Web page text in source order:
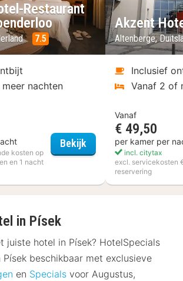
Restaurant
7.5
nachten
kosten op
en 1 nacht
Bekijk Fletcher Hotel-
Akzent
Altenberge,
Inclusief
Vanaf 2 of
Vanaf
€ 49,50
per kamer per
incl. citytax
excl. servicekosten
reservering
in Písek
juiste hotel in Písek? HotelSpecials
beschikbaar met exclusieve
en Specials voor Augustus,